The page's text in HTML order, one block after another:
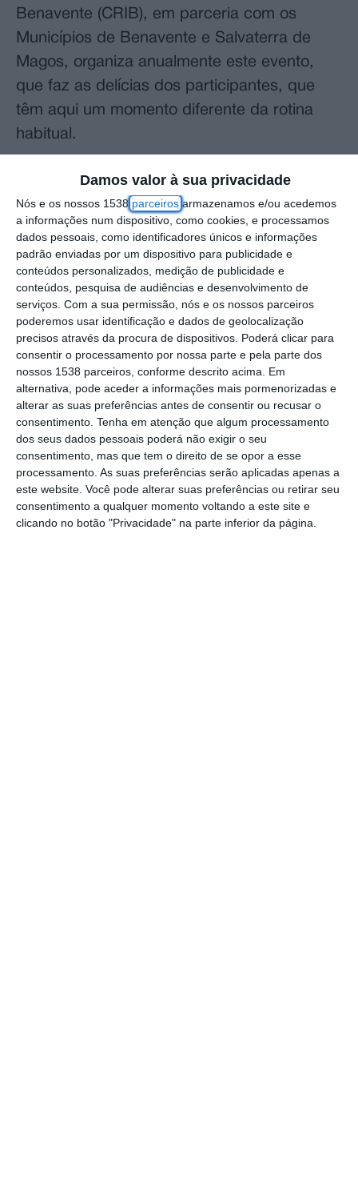
Damos valor à sua privacidade
Nós e os nossos 1538parceirosarmazenamos e/ou acedemos
a informações num dispositivo, como cookies, e processamos
dados pessoais, como identificadores únicos e informações
padrão enviadas por um dispositivo para publicidade e
conteúdos personalizados, medição de publicidade e
conteúdos, pesquisa de audiências e desenvolvimento de
serviços. Com a sua permissão, nós e os nossos parceiros
poderemos usar identificação e dados de geolocalização
precisos através da procura de dispositivos. Poderá clicar para
consentir o processamento por nossa parte e pela parte dos
nossos 1538 parceiros, conforme descrito acima. Em
alternativa, pode aceder a informações mais pormenorizadas e
alterar as suas preferências antes de consentir ou recusar o
consentimento. Tenha em atenção que algum processamento
dos seus dados pessoais poderá não exigir o seu
consentimento, mas que tem o direito de se opor a esse
processamento. As suas preferências serão aplicadas apenas a
este website. Você pode alterar suas preferências ou retirar seu
consentimento a qualquer momento voltando a este site e
clicando no botão "Privacidade" na parte inferior da página.
Benavente (CRIB), em parceria com os
Municípios de Benavente e Salvaterra de
Magos, organiza anualmente este evento,
que faz as delícias dos participantes, que
têm aqui um momento diferente da rotina
habitual.